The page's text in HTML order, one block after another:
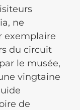
ne
exemplaire
du circuit
le musée,
vingtaine
de